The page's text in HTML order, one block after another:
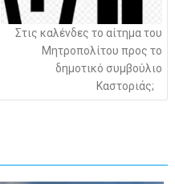
Στις καλένδες το αίτημα του
Μητροπολίτου προς το
δημοτικό συμβούλιο
Καστοριάς;